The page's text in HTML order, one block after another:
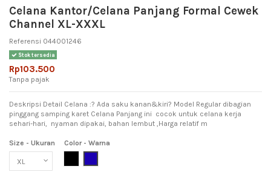
Celana Kantor/Celana Panjang Formal Cewek
Channel XL-XXXL
Referensi 044001246
Stok tersedia
Rp103.500
Tanpa pajak
Deskripsi Detail Celana :? Ada saku kanan&kiri? Model Regular dibagian
pinggang samping karet Celana Panjang ini cocok untuk celana kerja
sehari-hari, nyaman dipakai, bahan lembut ,Harga relatif m
Size - Ukuran
Color - Warna